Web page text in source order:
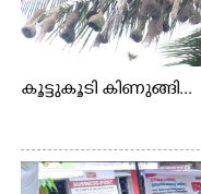
കൂട്ടുകൂടി കിണുങ്ങി...